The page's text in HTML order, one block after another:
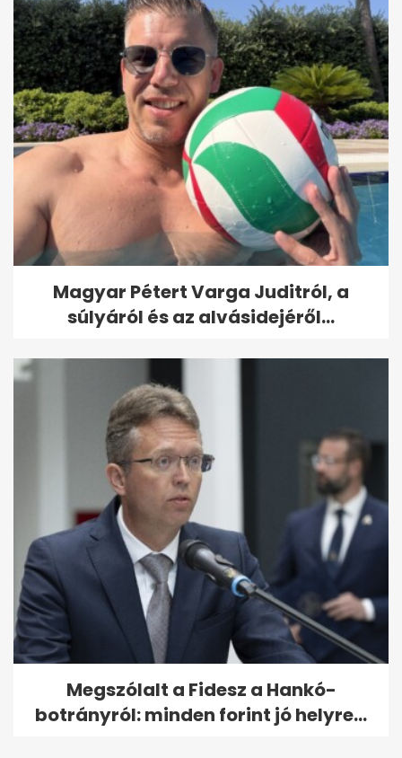
Magyar Pétert Varga Juditról, a
súlyáról és az alvásidejéről...
Megszólalt a Fidesz a Hankó-
botrányról: minden forint jó helyre...